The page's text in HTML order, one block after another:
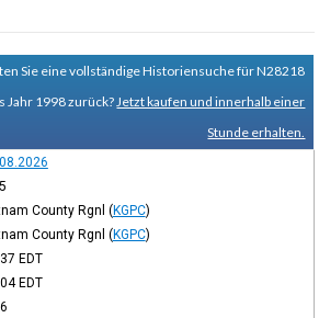
Sie eine vollständige Historiensuche für N28218
Jahr 1998 zurück? Jetzt kaufen und innerhalb einer
Stunde erhalten.
County Rgnl (KGPC)
County Rgnl (KGPC)
EDT
EDT